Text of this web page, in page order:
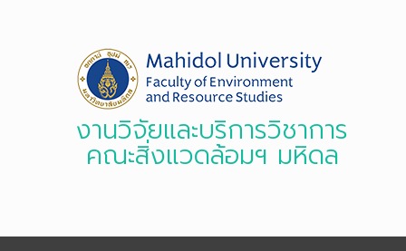
งานวิจัยและบริการวิชาการ
คณะสิ่งแวดล้อมฯ มหิดล